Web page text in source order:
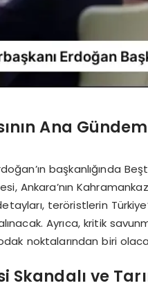
Ana
başkanlığında
Ankara’nın
detayları, teröristlerin
Ayrıca, kritik
noktalarından biri
Skandalı ve